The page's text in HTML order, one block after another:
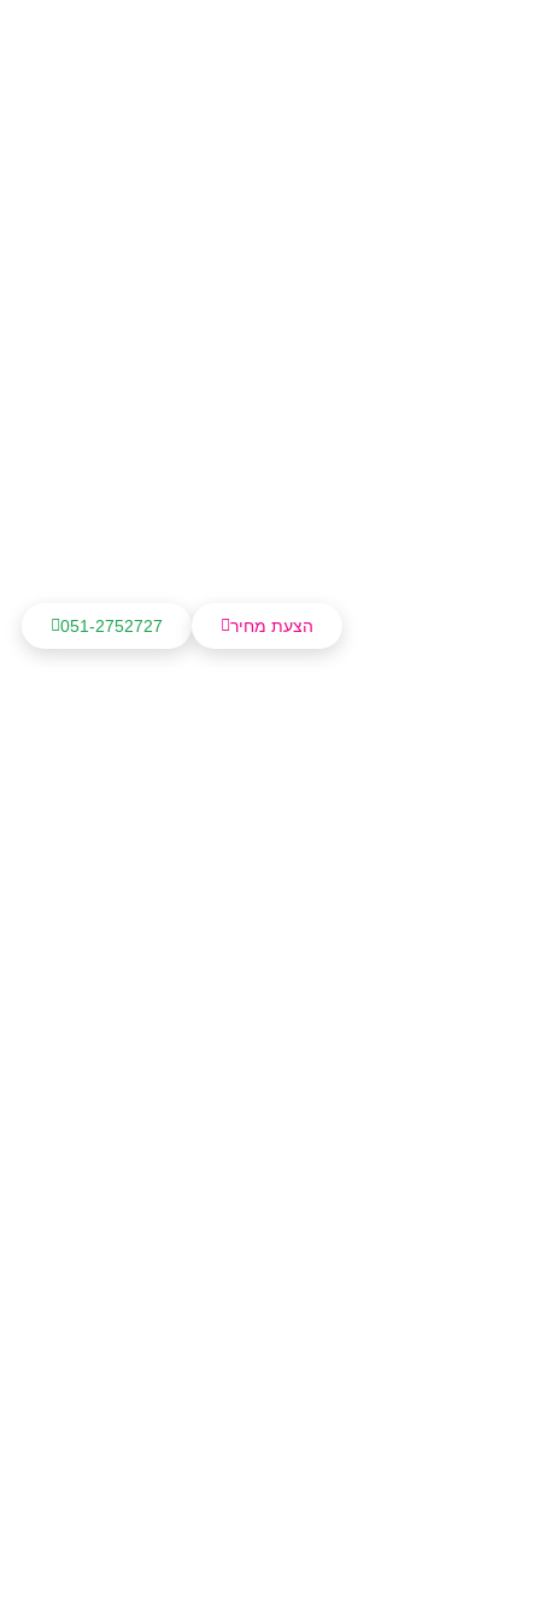
051-2752727 הצעת מחיר